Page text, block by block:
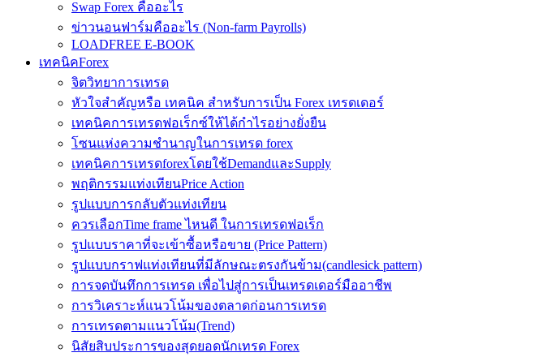
Swap Forex คืออะไร
ข่าวนอนฟาร์มคืออะไร (Non-farm Payrolls)
LOADFREE E-BOOK
เทคนิคForex
จิตวิทยาการเทรด
หัวใจสำคัญหรือ เทคนิค สำหรับการเป็น Forex เทรดเดอร์
เทคนิคการเทรดฟอเร็กซ์ให้ได้กำไรอย่างยั่งยืน
โซนแห่งความชำนาญในการเทรด forex
เทคนิคการเทรดforexโดยใช้DemandและSupply
พฤติกรรมแท่งเทียนPrice Action
รูปแบบการกลับตัวแท่งเทียน
ควรเลือกTime frame ไหนดี ในการเทรดฟอเร็ก
รูปแบบราคาที่จะเข้าซื้อหรือขาย (Price Pattern)
รูปแบบกราฟแท่งเทียนที่มีลักษณะตรงกันข้าม(candlesick pattern)
การจดบันทึกการเทรด เพื่อไปสู่การเป็นเทรดเดอร์มืออาชีพ
การวิเคราะห์แนวโน้มของตลาดก่อนการเทรด
การเทรดตามแนวโน้ม(Trend)
นิสัยสิบประการของสุดยอดนักเทรด Forex